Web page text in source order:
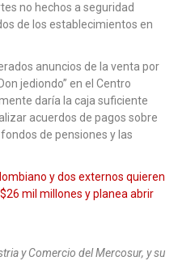
no hechos a seguridad
de los establecimientos en
anuncios de la venta por
jediondo” en el Centro
daría la caja suficiente
acuerdos de pagos sobre
de pensiones y las
y dos externos quieren
mil millones y planea abrir
y Comercio del Mercosur, y su